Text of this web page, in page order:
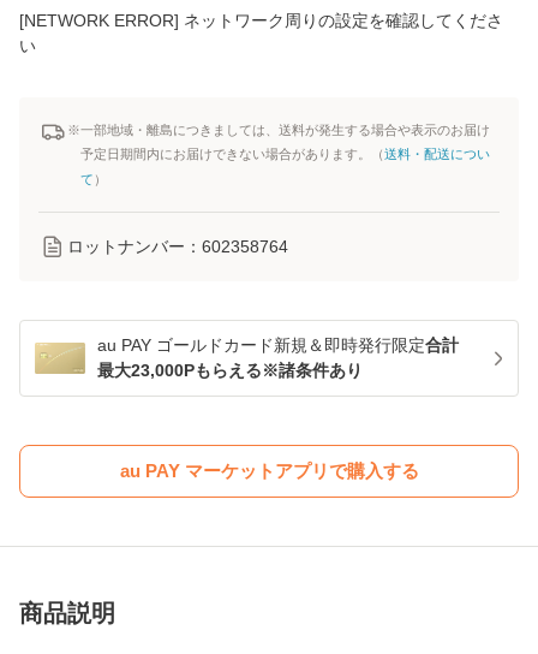
[NETWORK ERROR] ネットワーク周りの設定を確認してくださ
い
※一部地域・離島につきましては、送料が発生する場合や表示のお届け
予定日期間内にお届けできない場合があります。（送料・配送につい
て ）
ロットナンバー： 602358764
au PAY ゴールドカード新規＆即時発行限定合計
最大23,000Pもらえる※諸条件あり
au PAY マーケットアプリで購入する
商品説明